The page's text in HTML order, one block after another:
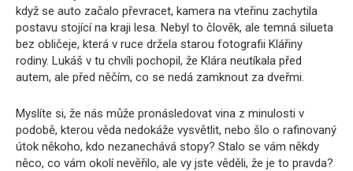
když se auto začalo převracet, kamera na vteřinu zachytila
postavu stojící na kraji lesa. Nebyl to člověk, ale temná silueta
bez obličeje, která v ruce držela starou fotografii Klářiny
rodiny. Lukáš v tu chvíli pochopil, že Klára neutíkala před
autem, ale před něčím, co se nedá zamknout za dveřmi.
Myslíte si, že nás může pronásledovat vina z minulosti v
podobě, kterou věda nedokáže vysvětlit, nebo šlo o rafinovaný
útok někoho, kdo nezanechává stopy? Stalo se vám někdy
něco, co vám okolí nevěřilo, ale vy jste věděli, že je to pravda?